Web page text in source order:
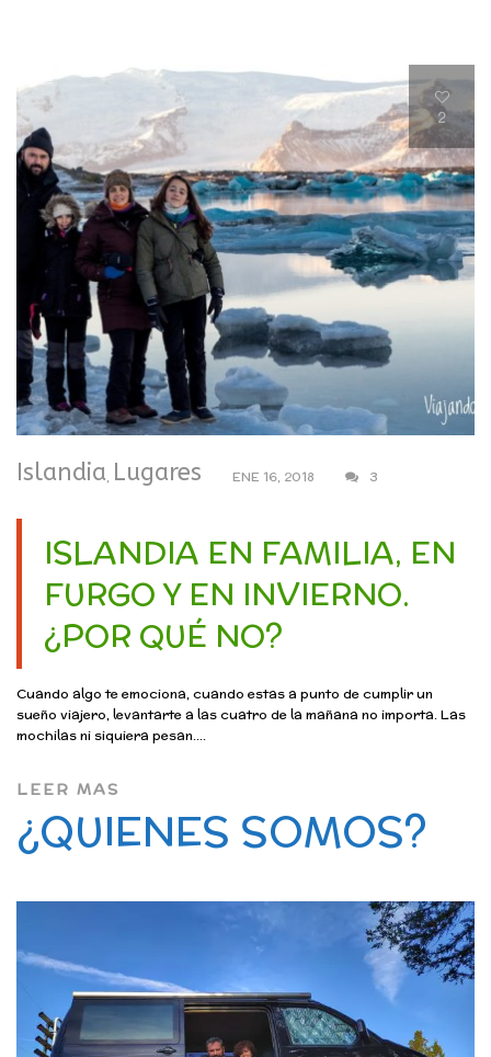
2
Islandia, Lugares ENE 16, 2018 3
ISLANDIA EN FAMILIA, EN
FURGO Y EN INVIERNO.
¿POR QUÉ NO?
Cuando algo te emociona, cuando estas a punto de cumplir un
sueño viajero, levantarte a las cuatro de la mañana no importa. Las
mochilas ni siquiera pesan....
LEER MAS
¿QUIENES SOMOS?